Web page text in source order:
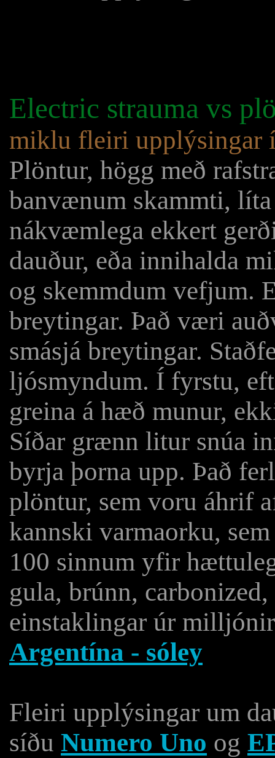
Electric strauma vs
miklu fleiri
Plöntur, högg með
banvænum skammti,
nákvæmlega ekkert
dauður, eða innihalda
og skemmdum vefjum.
breytingar. Það væri
smásjá breytingar.
ljósmyndum. Í fyrstu,
greina á hæð munur,
Síðar grænn litur snúa
byrja þorna upp. Það
plöntur, sem voru áhrif
kannski varmaorku,
100 sinnum yfir
gula, brúnn,
einstaklingar úr
Argentína - sóley
Fleiri upplýsingar um
síðu Numero Uno og